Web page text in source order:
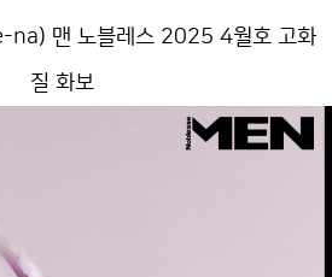
na) 맨 노블레스 2025 4월호 고화
질 화보